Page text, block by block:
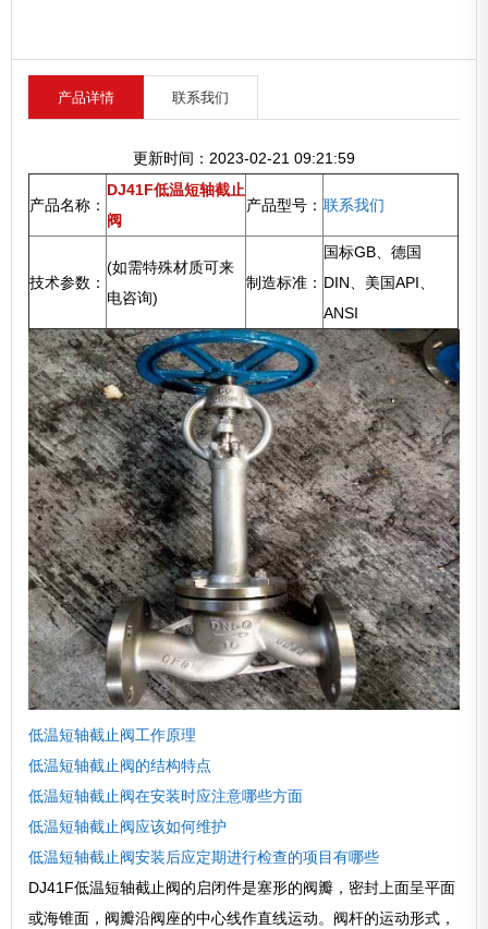
产品详情 联系我们
更新时间：2023-02-21 09:21:59
产品名称：
DJ41F低温短轴截止
阀
产品型号： 联系我们
技术参数：
(如需特殊材质可来
电咨询)
制造标准：
国标GB、德国
DIN、美国API、
ANSI
低温短轴截止阀工作原理
低温短轴截止阀的结构特点
低温短轴截止阀在安装时应注意哪些方面
低温短轴截止阀应该如何维护
低温短轴截止阀安装后应定期进行检查的项目有哪些
DJ41F低温短轴截止阀的启闭件是塞形的阀瓣，密封上面呈平面
或海锥面，阀瓣沿阀座的中心线作直线运动。阀杆的运动形式，